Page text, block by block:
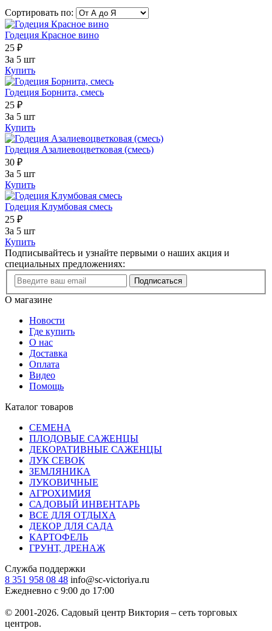
Сортировать по:
Годеция Красное вино
25 ₽
За 5 шт
Купить
Годеция Борнита, смесь
25 ₽
За 5 шт
Купить
Годеция Азалиевоцветковая (смесь)
30 ₽
За 5 шт
Купить
Годеция Клумбовая смесь
25 ₽
За 5 шт
Купить
Подписывайтесь и узнайте первыми о наших акция и
специальных предложениях:
Подписаться
О магазине
Новости
Где купить
О нас
Доставка
Оплата
Видео
Помощь
Каталог товаров
СЕМЕНА
ПЛОДОВЫЕ САЖЕНЦЫ
ДЕКОРАТИВНЫЕ САЖЕНЦЫ
ЛУК СЕВОК
ЗЕМЛЯНИКА
ЛУКОВИЧНЫЕ
АГРОХИМИЯ
САДОВЫЙ ИНВЕНТАРЬ
ВСЕ ДЛЯ ОТДЫХА
ДЕКОР ДЛЯ САДА
КАРТОФЕЛЬ
ГРУНТ, ДРЕНАЖ
Служба поддержки
8 351 958 08 48 info@sc-victoriya.ru
Ежедневно с 9:00 до 17:00
© 2001-2026. Садовый центр Виктория – сеть торговых
центров.